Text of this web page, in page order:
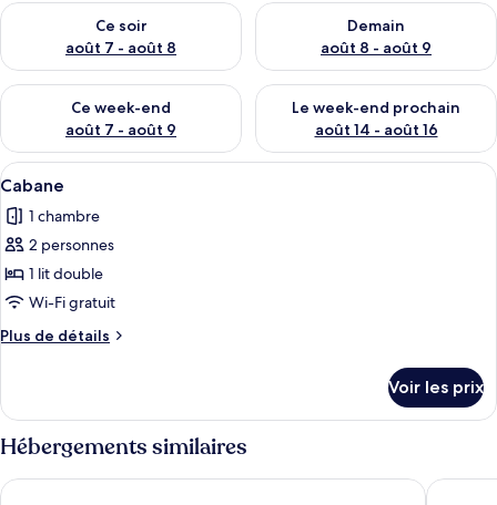
Ce soir
août 7 - août 8
Vérifier la disponibilité pour ce soir août 7 - août 8
Demain
août 8 - août 9
Vérifier la disponibilité pour
Ce week-end
août 7 - août 9
Vérifier la disponibilité pour ce week-end août 7 - août 9
Le week-end prochain
août 14 - août 16
Vérifier la disponibilité pour
Afficher
toutes
les
photos
pour
ce
type
de
Cabane
Une cabane dotée d’un coin salon
12
Cabane
1 chambre
2 personnes
1 lit double
Wi-Fi gratuit
Plus de détails
Plus
le
type
de
chambre
Cabane
Voir les prix
Hébergements similaires
Fjordutsikten Camping Arctic